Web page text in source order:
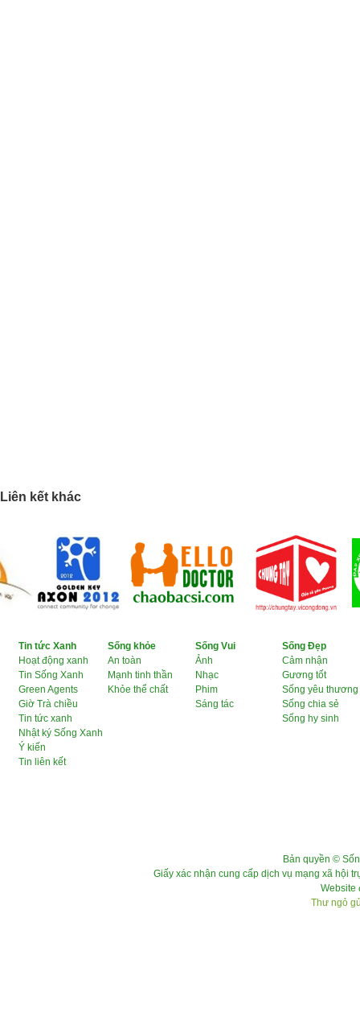
Liên kết khác
Tin tức Xanh
Hoạt động xanh
Tin Sống Xanh
Green Agents
Giờ Trà chiều
Tin tức xanh
Nhật ký Sống Xanh
Ý kiến
Tin liên kết
Sống khỏe
An toàn
Mạnh tinh thần
Khỏe thể chất
Sống Vui
Ảnh
Nhạc
Phim
Sáng tác
Sống Đẹp
Cảm nhận
Gương tốt
Sống yêu thương
Sống chia sẻ
Sống hy sinh
Bản quyền ©
Giấy xác nhận cung cấp dịch vụ mạng xã hội
Website
Thư ngỏ